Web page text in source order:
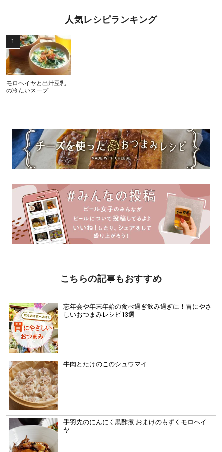
人気レシピランキング
モロヘイヤと出汁豆乳
の冷たいスープ
こちらの記事もおすすめ
忘年会や年末年始の食べ過ぎ飲み過ぎに！胃にやさ
しいおつまみレシピ13選
牛肉とたけのこのシュウマイ
手羽先のにんにく黒酢煮 おまけのもずくモロヘイ
ヤ